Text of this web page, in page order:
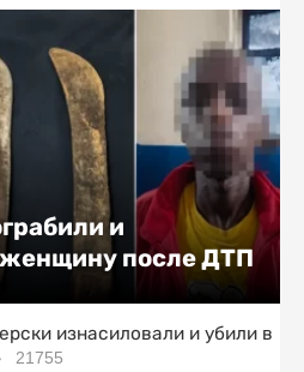
и
после ДТП
изнасиловали и убили в
21755